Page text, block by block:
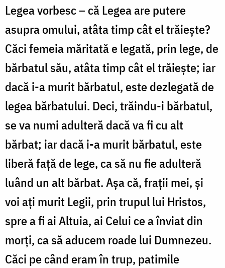
Legea vorbesc – că Legea are putere
asupra omului, atâta timp cât el trăiește?
Căci femeia măritată e legată, prin lege, de
bărbatul său, atâta timp cât el trăiește; iar
dacă i-a murit bărbatul, este dezlegată de
legea bărbatului. Deci, trăindu-i bărbatul,
se va numi adulteră dacă va fi cu alt
bărbat; iar dacă i-a murit bărbatul, este
liberă față de lege, ca să nu fie adulteră
luând un alt bărbat. Așa că, frații mei, și
voi ați murit Legii, prin trupul lui Hristos,
spre a fi ai Altuia, ai Celui ce a înviat din
morți, ca să aducem roade lui Dumnezeu.
Căci pe când eram în trup, patimile